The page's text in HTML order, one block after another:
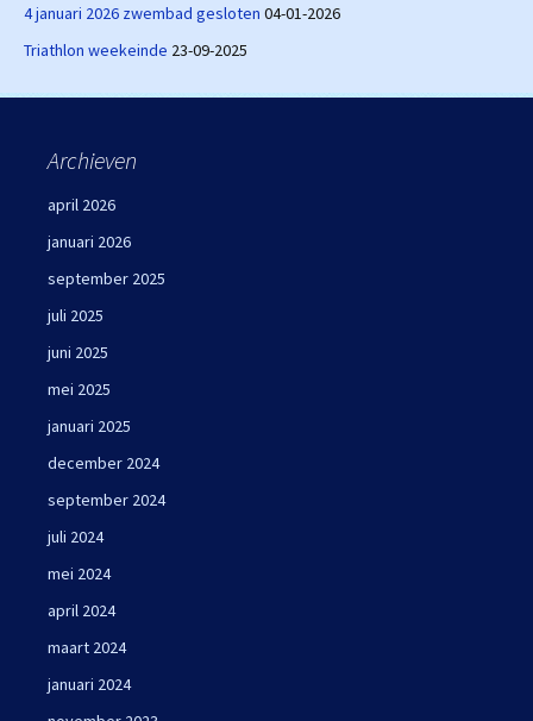
4 januari 2026 zwembad gesloten 04-01-2026
Triathlon weekeinde 23-09-2025
Archieven
april 2026
januari 2026
september 2025
juli 2025
juni 2025
mei 2025
januari 2025
december 2024
september 2024
juli 2024
mei 2024
april 2024
maart 2024
januari 2024